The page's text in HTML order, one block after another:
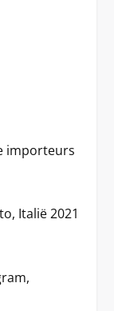
importeurs
Italië 2021